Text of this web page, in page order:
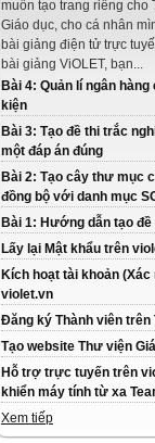
muốn tạo trang riêng cho
Giáo dục, cho cá nhân
bài giảng điện tử trực
bài giảng ViOLET, bạn...
Bài 4: Quản lí ngân
kiện
Bài 3: Tạo đề thi trắc
một đáp án đúng
Bài 2: Tạo cây thư mục
đồng bộ với danh mục
Bài 1: Hướng dẫn tạo
Lấy lại Mật khẩu trên
Kích hoạt tài khoản
violet.vn
Đăng ký Thành viên trên
Tạo website Thư viện
Hỗ trợ trực tuyến trên
khiển máy tính từ xa
Xem tiếp